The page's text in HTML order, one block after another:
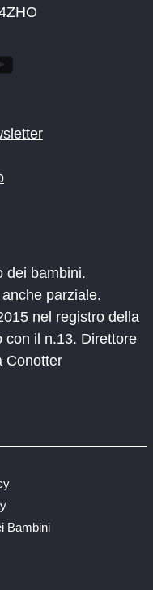
dei bambini.
parziale.
nel registro della
con il n.13. Direttore
Conotter
Bambini